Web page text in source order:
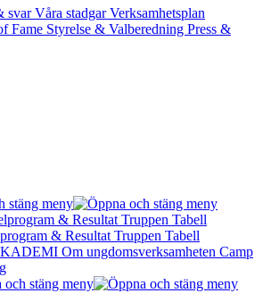
svarVåra stadgarVerksamhetsplan
Fame Styrelse & Valberedning Press &
& Resultat Truppen Tabell
& Resultat Truppen Tabell
Om ungdomsverksamheten Camp